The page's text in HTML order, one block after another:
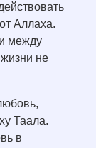
Аллаха.
между
не
Таала.
в